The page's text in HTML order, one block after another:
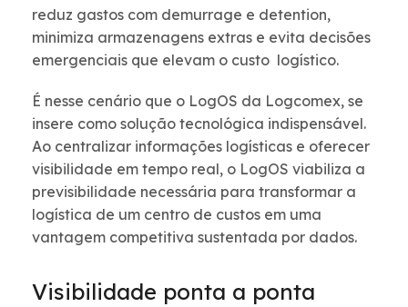
reduz gastos com demurrage e detention,
minimiza armazenagens extras e evita decisões
emergenciais que elevam o custo logístico.
É nesse cenário que o LogOS da Logcomex, se
insere como solução tecnológica indispensável.
Ao centralizar informações logísticas e oferecer
visibilidade em tempo real, o LogOS viabiliza a
previsibilidade necessária para transformar a
logística de um centro de custos em uma
vantagem competitiva sustentada por dados.
Visibilidade ponta a ponta